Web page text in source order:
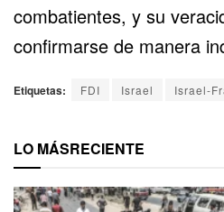
combatientes, y su
confirmarse de manera
Etiquetas: FDI Israel Israel-
LO MÁSRECIENTE